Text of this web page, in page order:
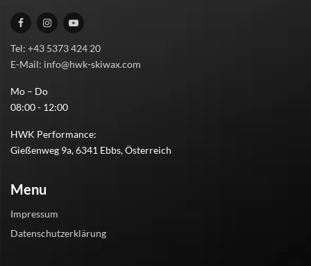
Tel: +43 5373 424 20
E-Mail: info@hwk-skiwax.com
Mo – Do
08:00 - 12:00
HWK Performance:
Gießenweg 9a, 6341 Ebbs, Österreich
Menu
Impressum
Datenschutzerklärung